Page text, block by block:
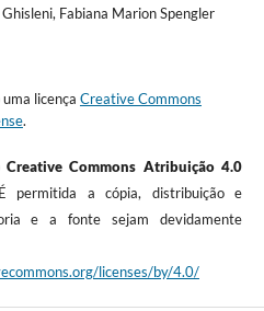
Fabiana Marion Spengler
licença Creative Commons
.
Creative Commons Atribuição 4.0
permitida a cópia, distribuição e
e a fonte sejam devidamente
licenses/by/4.0/